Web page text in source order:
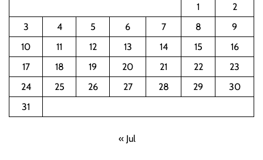
1
2
3
4 5 6 7 8
9
10
11 12 13 14 15
16
17
18 19 20 21 22
23
24
25 26 27 28 29
30
31
« Jul